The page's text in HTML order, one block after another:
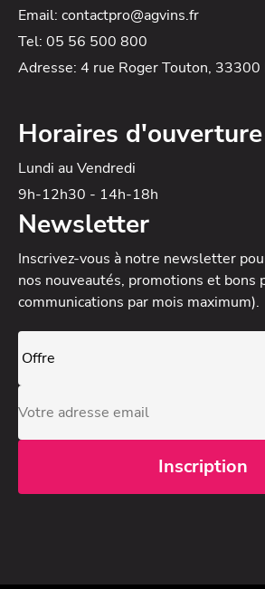
Email: contactpro@agvins.fr
Tel: 05 56 500 800
Adresse: 4 rue Roger Touton, 33300
Horaires d'ouverture
Lundi au Vendredi
9h-12h30 - 14h-18h
Newsletter
Inscrivez-vous à notre newsletter
nos nouveautés, promotions et bons
communications par mois maximum).